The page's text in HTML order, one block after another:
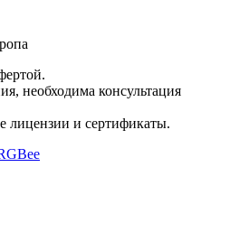
необходима консультация
лицензии и сертификаты.